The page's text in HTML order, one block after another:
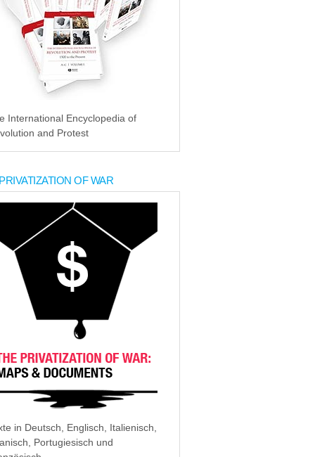
International Encyclopedia of
and Protest
OF WAR
in Deutsch, Englisch, Italienisch,
Portugiesisch und